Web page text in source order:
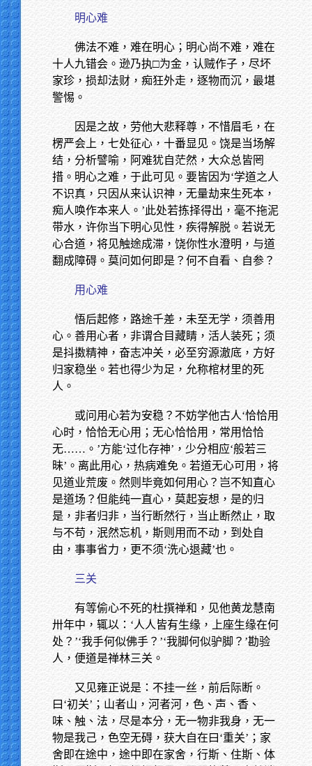
明心难
佛法不难，难在明心；明心尚不难，难在
十人九错会。逊乃执□为金，认贼作子，尽坏
家珍，损却法财，痴狂外走，逐物而沉，最堪
警惕。
因是之故，劳他大悲释尊，不惜眉毛，在
楞严会上，七处征心，十番显见。饶是当场解
结，分析譬喻，阿难犹自茫然，大众总皆罔
措。明心之难，于此可见。要皆因为‘学道之人
不识真，只因从来认识神，无量劫来生死本，
痴人唤作本来人。’此处若拣择得出，毫不拖泥
带水，许你当下明心见性，疾得解脱。若说无
心合道，将见触途成滞，饶你性水澄明，与道
翻成障碍。莫问如何即是？何不自看、自参？
用心难
悟后起修，路途千差，未至无学，须善用
心。善用心者，非谓合目藏睛，活人装死；须
是抖擞精神，奋志冲关，必至穷源澈底，方好
归家稳坐。若也得少为足，允称棺材里的死
人。
或问用心若为安稳？不妨学他古人‘恰恰用
心时，恰恰无心用；无心恰恰用，常用恰恰
无……。’方能‘过化存神’，少分相应‘般若三
昧’。离此用心，热病难免。若道无心可用，将
见道业荒废。然则毕竟如何用心？岂不知直心
是道场？但能纯一直心，莫起妄想，是的归
是，非者归非，当行断然行，当止断然止，取
与不苟，泯然忘机，斯则用而不动，到处自
由，事事省力，更不须‘洗心退藏’也。
三关
有等偷心不死的杜撰禅和，见他黄龙慧南
卅年中，辄以：‘人人皆有生缘，上座生缘在何
处？’‘我手何似佛手？’‘我脚何似驴脚？’勘验
人，便道是禅林三关。
又见雍正说是：不挂一丝，前后际断。
曰‘初关’；山者山，河者河，色、声、香、
味、触、法，尽是本分，无一物非我身，无一
物是我己，色空无碍，获大自在曰‘重关’；家
舍即在途中，途中即在家舍，行斯、住斯、体